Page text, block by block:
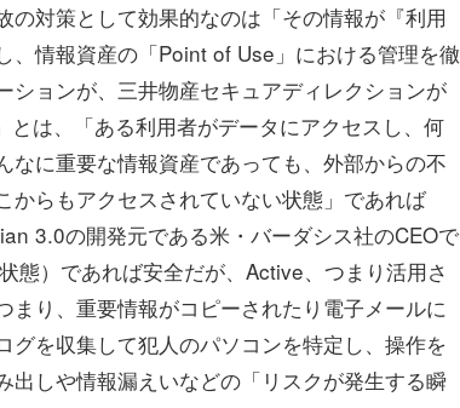
対策として効果的なのは「その情報が『利用
、情報資産の「Point of Use」における管理を徹
ョンが、三井物産セキュアディレクションが
は、「ある利用者がデータにアクセスし、何
に重要な情報資産であっても、外部からの不
らもアクセスされていない状態」であれば
3.0の開発元である米・バーダシス社のCEOで
態）であれば安全だが、Active、つまり活用さ
り、重要情報がコピーされたり電子メールに
を収集して犯人のパソコンを特定し、操作を
しや情報漏えいなどの「リスクが発生する瞬